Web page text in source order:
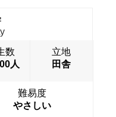
数
人
立地
田舎
難易度
やさしい